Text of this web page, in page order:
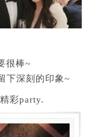
很棒~
下深刻的印象~
彩party.